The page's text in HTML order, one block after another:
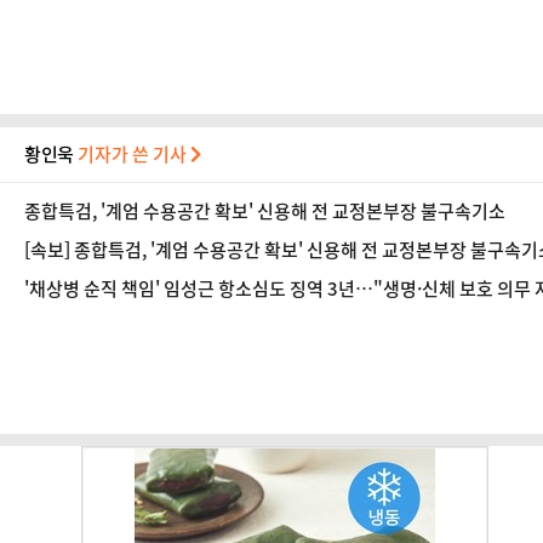
황인욱 기자가 쓴 기사
종합특검, '계엄 수용공간 확보' 신용해 전 교정본부장 불구속기소
[속보] 종합특검, '계엄 수용공간 확보' 신용해 전 교정본부장 불구속기
'채상병 순직 책임' 임성근 항소심도 징역 3년…"생명·신체 보호 의무